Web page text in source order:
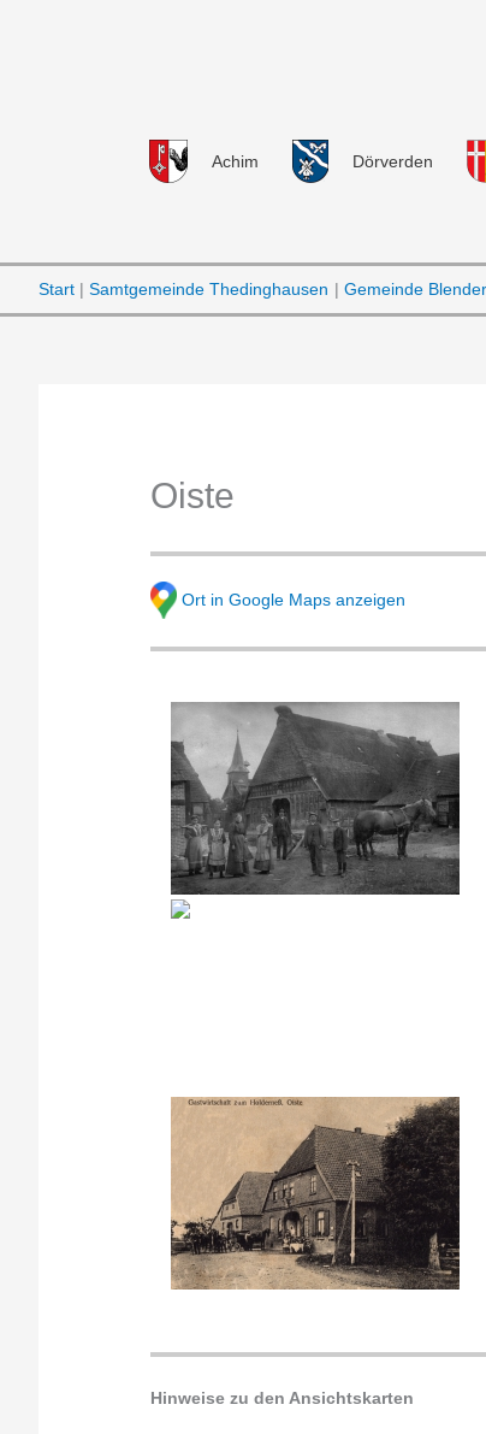
Achim Dörverden
Start Samtgemeinde Thedinghausen Gemeinde Blender
Oiste
Ort in Google Maps anzeigen
Hinweise zu den Ansichtskarten